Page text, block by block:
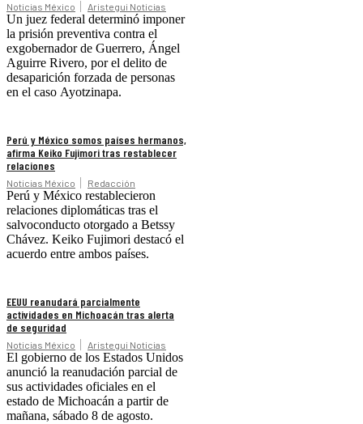
Noticias México Aristegui Noticias
Un juez federal determinó imponer
la prisión preventiva contra el
exgobernador de Guerrero, Ángel
Aguirre Rivero, por el delito de
desaparición forzada de personas
en el caso Ayotzinapa.
Perú y México somos países hermanos,
afirma Keiko Fujimori tras restablecer
relaciones
Noticias México Redacción
Perú y México restablecieron
relaciones diplomáticas tras el
salvoconducto otorgado a Betssy
Chávez. Keiko Fujimori destacó el
acuerdo entre ambos países.
EEUU reanudará parcialmente
actividades en Michoacán tras alerta
de seguridad
Noticias México Aristegui Noticias
El gobierno de los Estados Unidos
anunció la reanudación parcial de
sus actividades oficiales en el
estado de Michoacán a partir de
mañana, sábado 8 de agosto.